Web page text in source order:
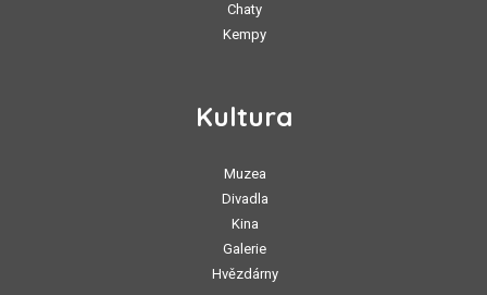
Chaty
Kempy
Kultura
Muzea
Divadla
Kina
Galerie
Hvězdárny